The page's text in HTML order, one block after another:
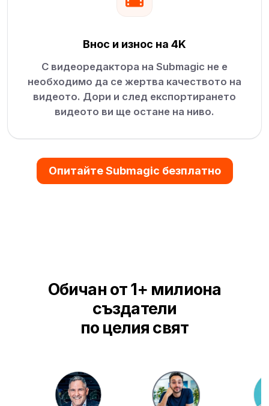
Внос и износ на 4K
С видеоредактора на Submagic не е
необходимо да се жертва качеството на
видеото. Дори и след експортирането
видеото ви ще остане на ниво.
Опитайте Submagic безплатно
Обичан от 1+ милиона
създатели
по целия свят